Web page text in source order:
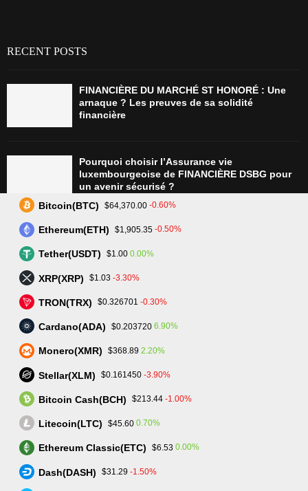
RECENT POSTS
FINANCIÈRE DU MARCHÉ ST HONORÉ : Une
arnaque ? Les preuves de sa solidité
financière
Pourquoi choisir l’Assurance vie
luxembourgeoise de FINANCIÈRE DSBG pour
un avenir sécurisé ?
Tradez plus intelligemment avec Assetarion :
L’avenir du trading : SmartPortfolio Trading, la
monnaies
trader-crypto-monnaie.fr - Tous droits réservés.
Bitcoin(BTC) $64,370.00 -0.60%
Ethereum(ETH) $1,905.35 -0.50%
Tether(USDT) $1.00 0.00%
XRP(XRP) $1.03 -3.30%
TRON(TRX) $0.326701 -0.30%
Cardano(ADA) $0.203720 6.90%
Monero(XMR) $368.89 2.20%
Stellar(XLM) $0.161450 -3.90%
Bitcoin Cash(BCH) $213.44 -1.00%
Litecoin(LTC) $45.60 0.70%
Ethereum Classic(ETC) $6.53 0.00%
Dash(DASH) $31.29 -1.50%